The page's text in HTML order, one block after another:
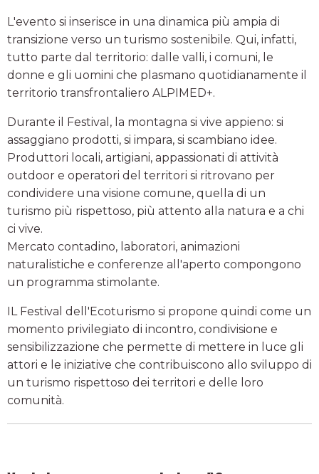
L'evento si inserisce in una dinamica più ampia di
transizione verso un turismo sostenibile. Qui, infatti,
tutto parte dal territorio: dalle valli, i comuni, le
donne e gli uomini che plasmano quotidianamente il
territorio transfrontaliero ALPIMED+.
Durante il Festival, la montagna si vive appieno: si
assaggiano prodotti, si impara, si scambiano idee.
Produttori locali, artigiani, appassionati di attività
outdoor e operatori del territori si ritrovano per
condividere una visione comune, quella di un
turismo più rispettoso, più attento alla natura e a chi
ci vive.
Mercato contadino, laboratori, animazioni
naturalistiche e conferenze all'aperto compongono
un programma stimolante.
IL Festival dell'Ecoturismo si propone quindi come un
momento privilegiato di incontro, condivisione e
sensibilizzazione che permette di mettere in luce gli
attori e le iniziative che contribuiscono allo sviluppo di
un turismo rispettoso dei territori e delle loro
comunità.